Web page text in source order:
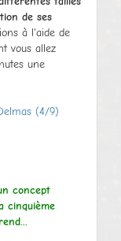
de ses
à l'aide de
vous allez
une
(4/9)
concept
cinquième